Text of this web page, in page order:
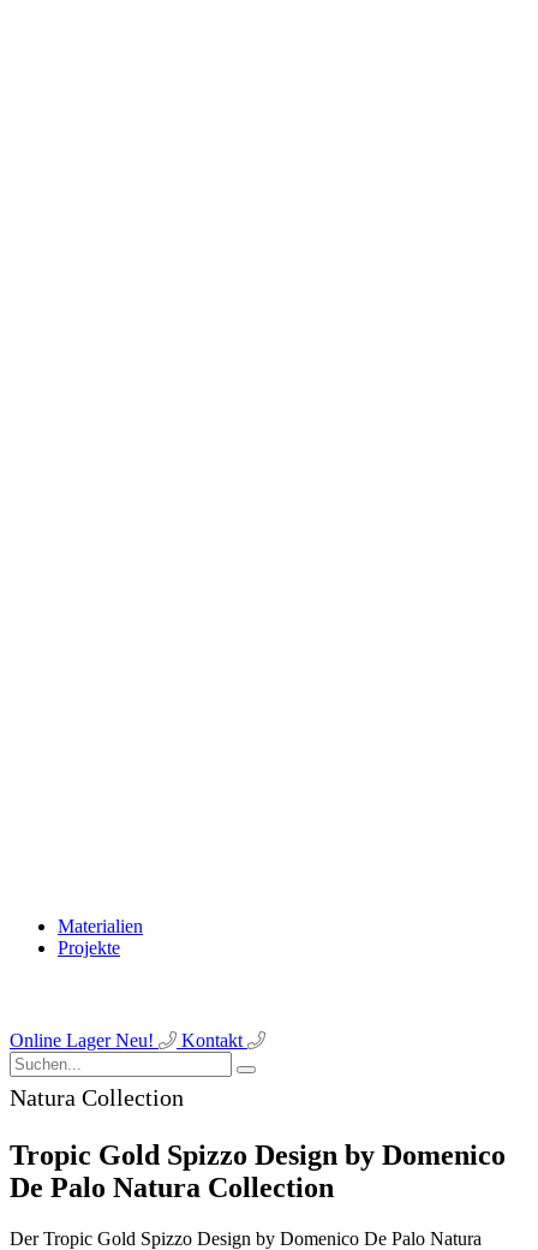
Materialien
Projekte
Online LagerNeu! Kontakt
Natura Collection
Tropic Gold Spizzo Design by Domenico
De Palo Natura Collection
Der Tropic Gold Spizzo Design by Domenico De Palo Natura